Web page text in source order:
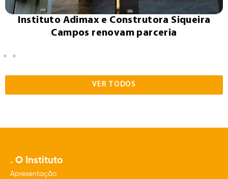
Instituto Adimax e Construtora Siqueira
Campos renovam parceria
VER TODOS
. O Instituto
Apresentação